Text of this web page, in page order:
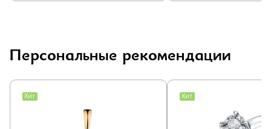
Персональные рекомендации